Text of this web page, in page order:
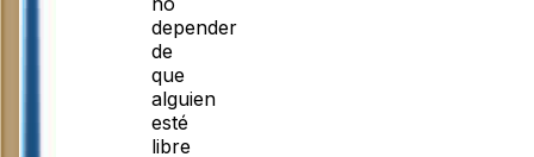
depender
de
que
alguien
esté
libre